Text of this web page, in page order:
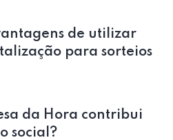
de utilizar
para sorteios
da Hora contribui
social?